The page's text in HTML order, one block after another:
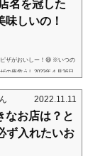
名を冠した
味しいの！
ザがおいしー！😆 ※いつの
の座危うし2023年４月26日
てるので間違いない。もう
地に甘えて、確かに最近ピ
2022.11.11
なお店は？と
ず入れたいお